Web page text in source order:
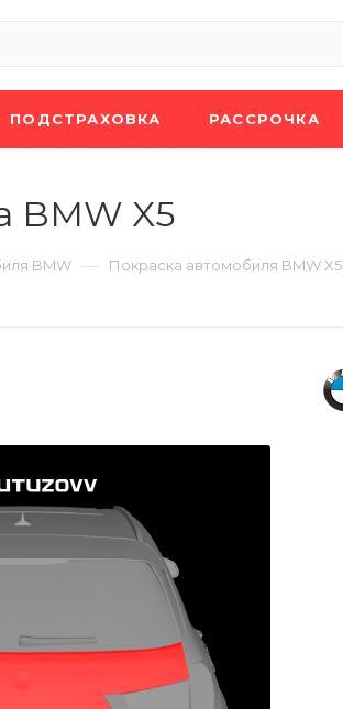
ПОДСТРАХОВКА РАССРОЧКА
BMW X5
BMW — Покраска автомобиля BMW X5